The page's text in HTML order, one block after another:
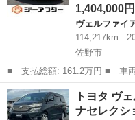
1,404,000円
ヴェルファイ
114,217km
佐野市
■ 支払総額: 161.2万円 ■ 車両本体価格： 1,404,000 円 ■ メーカ
ー名： トヨタ ■ 車種名：
２．５Ｚ Ａエディション ゴ
Ｅ１２．８...
栃木 佐野市 ヴェルフ
トヨタ
ナセレク